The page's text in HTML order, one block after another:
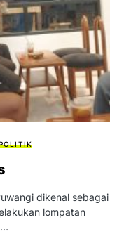
dikenal sebagai
lompatan